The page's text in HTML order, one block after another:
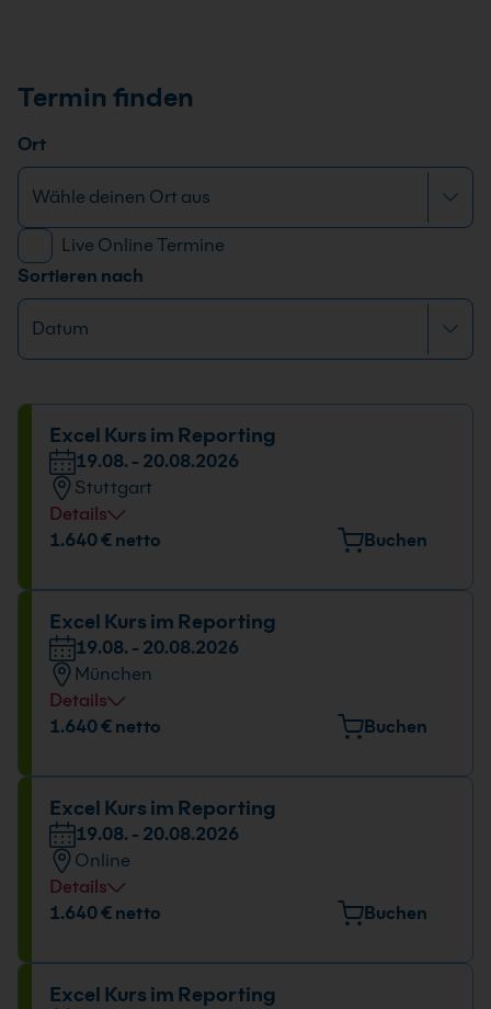
Termin finden
Ort
Live Online Termine
Sortieren nach
Excel Kurs im Reporting
19.08. - 20.08.2026
Stuttgart
Details
Veranstaltungsort
Datum und Uhrzeit
19.08. - 20.08.2026
09:00 - 17:00 Uhr
1.640 € netto Buchen
Excel Kurs im Reporting
19.08. - 20.08.2026
München
Details
Veranstaltungsort
Datum und Uhrzeit
19.08. - 20.08.2026
09:00 - 17:00 Uhr
1.640 € netto Buchen
Excel Kurs im Reporting
19.08. - 20.08.2026
Online
Details
Datum und Uhrzeit
1.640 € netto Buchen
Excel Kurs im Reporting